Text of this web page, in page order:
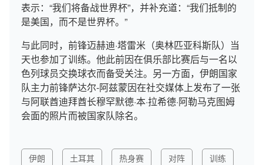
表示：“我们将备战世界杯”，并补充道：“我们抵制的
是美国，而不是世界杯。”
与此同时，前锋迈赫迪·塔雷米（奥林匹亚科斯队）当
天也参加了训练。他此前因在俱乐部比赛后与一名以
色列球员交换球衣而备受关注。另一方面，伊朗国家
队主力前锋萨达尔-阿兹蒙因在社交媒体上发布了一张
与阿联酋迪拜酋长穆罕默德·本·拉希德·阿勒马克图姆
会面的照片而被国家队除名。
伊朗 土耳其 热身赛 对阵
训练